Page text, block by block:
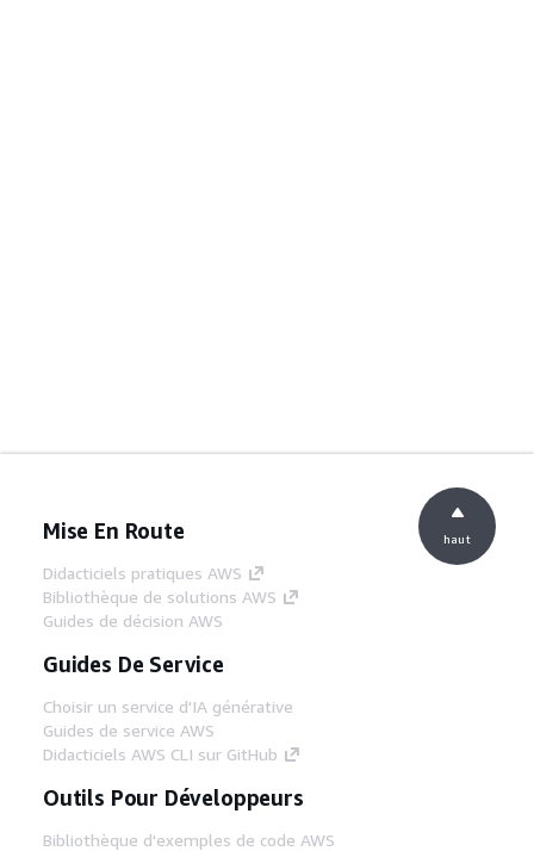
Mise En Route
Didacticiels pratiques AWS
Bibliothèque de solutions AWS
Guides de décision AWS
Guides De Service
Choisir un service d'IA générative
Guides de service AWS
Didacticiels AWS CLI sur GitHub
Outils Pour Développeurs
Bibliothèque d'exemples de code AWS
haut